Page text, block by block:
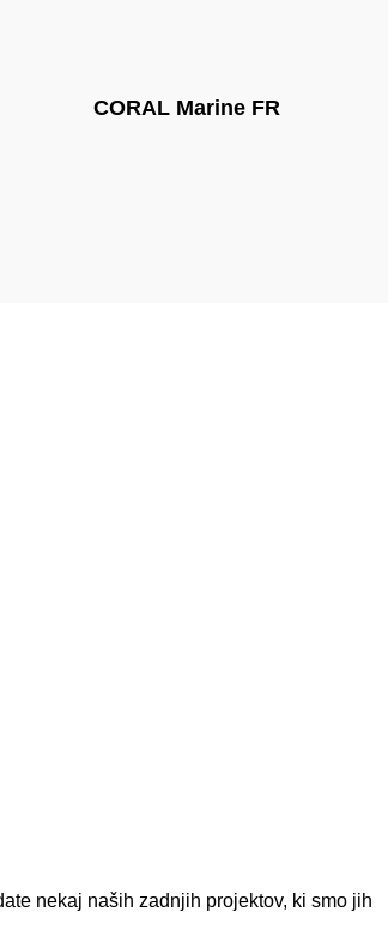
CORAL Marine FR
nekaj naših zadnjih projektov, ki smo jih